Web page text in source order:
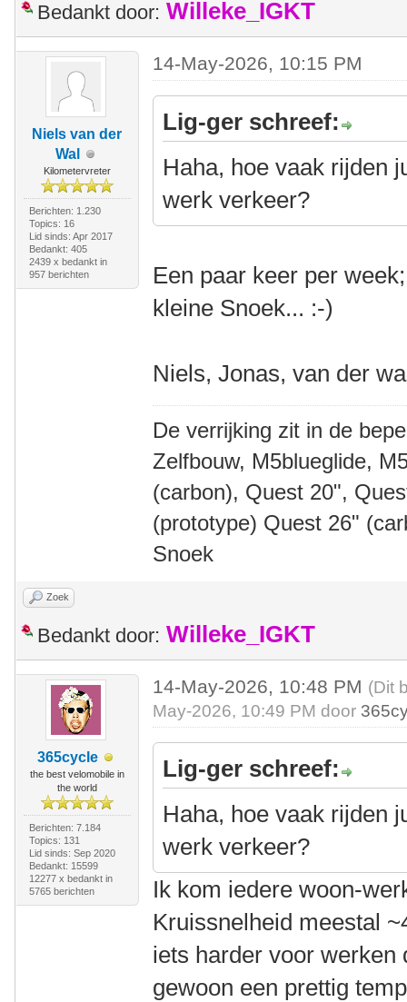
Bedankt door: Willeke_IGKT
Niels van der
Wal
Kilometervreter
Berichten: 1.230
Topics: 16
Lid sinds: Apr 2017
Bedankt: 405
2439 x bedankt in
957 berichten
14-May-2026, 10:15 PM
Lig-ger schreef:
Haha, hoe vaak rijden
werk verkeer?
Een paar keer per
kleine Snoek... :-)
Niels, Jonas, van der
De verrijking zit in de
Zelfbouw, M5blueglide,
(carbon), Quest 20",
(prototype) Quest 26"
Snoek
Zoek
Bedankt door: Willeke_IGKT
365cycle
the best velomobile in
the world
Berichten: 7.184
Topics: 131
Lid sinds: Sep 2020
Bedankt: 15599
12277 x bedankt in
5765 berichten
14-May-2026, 10:48 PM (Dit
May-2026, 10:49 PM door
Lig-ger schreef:
Haha, hoe vaak rijden
werk verkeer?
Ik kom iedere woon-
Kruissnelheid meestal
iets harder voor werken
gewoon een prettig